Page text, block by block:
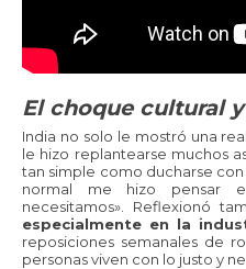
El choque cultural
India no solo le mostró una
le hizo replantearse muchos
tan simple como ducharse
normal me hizo pensar
necesitamos». Reflexionó
especialmente en la
reposiciones semanales de
personas viven con lo justo y